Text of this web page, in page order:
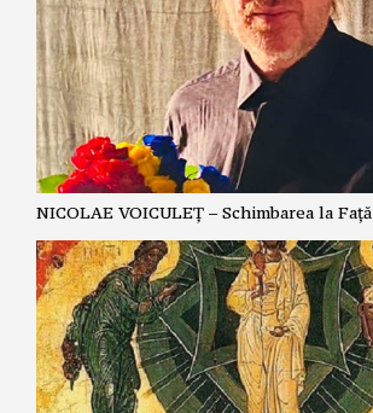
NICOLAE VOICULEȚ – Schimbarea la Față